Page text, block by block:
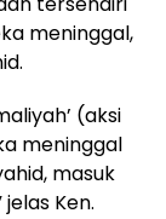
meninggal,
(aksi
meninggal
masuk
Ken.